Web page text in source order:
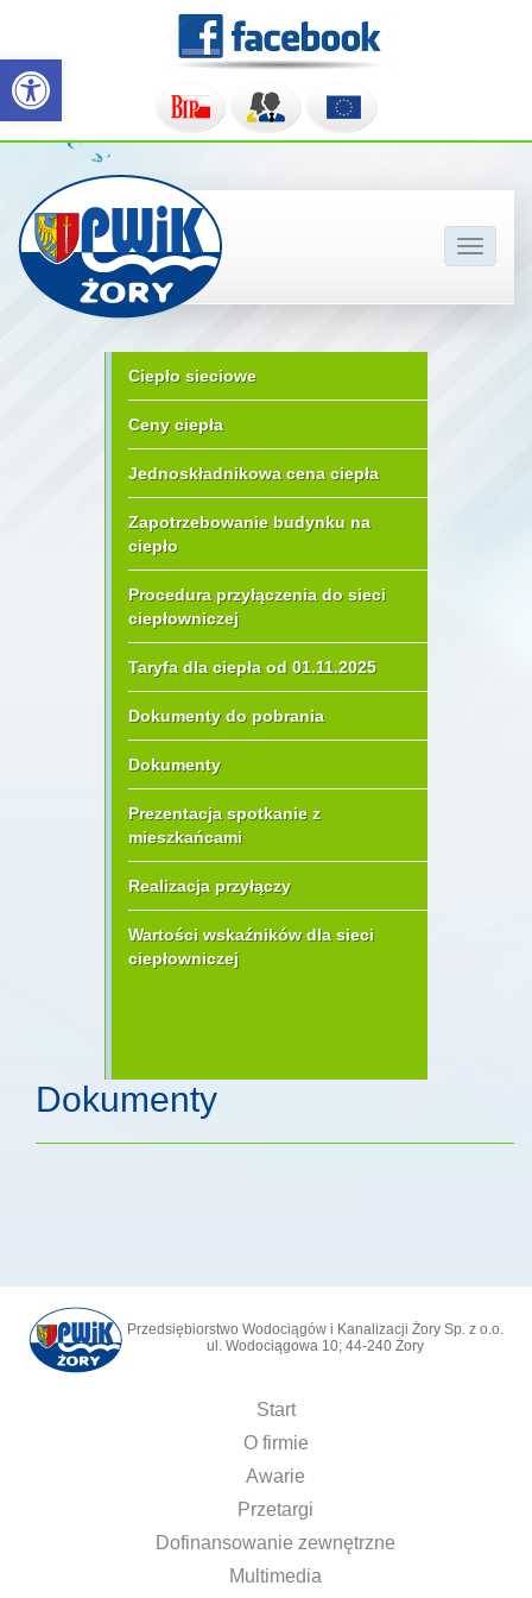
Otwórz pasek narzędzi
Pokaż/
Ciepło sieciowe
Ceny ciepła
Jednoskładnikowa cena ciepła
Zapotrzebowanie budynku na
ciepło
Procedura przyłączenia do sieci
ciepłowniczej
Taryfa dla ciepła od 01.11.2025
Dokumenty do pobrania
Dokumenty
Prezentacja spotkanie z
mieszkańcami
Realizacja przyłączy
Wartości wskaźników dla sieci
ciepłowniczej
Dokumenty
Przedsiębiorstwo Wodociągów i Kanalizacji Żory Sp. z o.o.
ul. Wodociągowa 10; 44-240 Żory
Start
O firmie
Awarie
Przetargi
Dofinansowanie zewnętrzne
Multimedia